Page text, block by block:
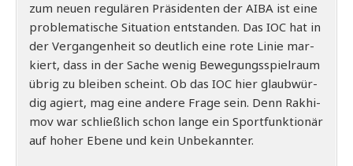
zum neu­en regu­lä­ren Prä­si­den­ten der AIBA ist eine
pro­ble­ma­ti­sche Situa­ti­on ent­stan­den. Das IOC hat in
der Ver­gan­gen­heit so deut­lich eine rote Linie mar­
kiert, dass in der Sache wenig Bewe­gungs­spiel­raum
übrig zu blei­ben scheint. Ob das IOC hier glaub­wür­
dig agiert, mag eine ande­re Fra­ge sein. Denn Rak­hi­
mov war schließ­lich schon lan­ge ein Sport­funk­tio­när
auf hoher Ebe­ne und kein Unbekannter.